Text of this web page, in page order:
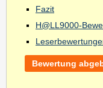
Fazit
H@LL9000-
Bewertung